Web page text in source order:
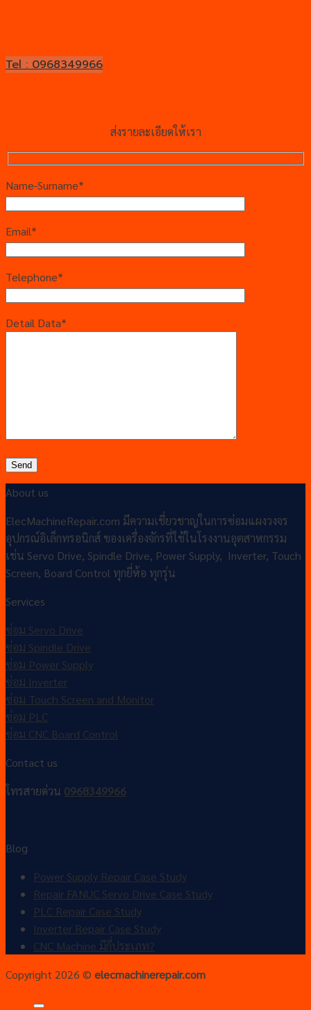
Tel : 0968349966
ส่งรายละเอียดให้เรา
Name-Surname*
Email*
Telephone*
Detail Data*
About us
ElecMachineRepair.com มีความเชี่ยวชาญในการซ่อมแผงวงจร
อุปกรณ์อิเล็กทรอนิกส์ ของเครื่องจักรที่ใช้ในโรงงานอุตสาหกรรม
เช่น Servo Drive, Spindle Drive, Power Supply, Inverter, Touch
Screen, Board Control ทุกยี่ห้อ ทุกรุ่น
Services
ซ่อม Servo Drive
ซ่อม Spindle Drive
ซ่อม Power Supply
ซ่อม Inverter
ซ่อม Touch Screen and Monitor
ซ่อม PLC
ซ่อม CNC Board Control
Contact us
โทรสายด่วน 0968349966
Blog
Power Supply Repair Case Study
Repair FANUC Servo Drive Case Study
PLC Repair Case Study
Inverter Repair Case Study
CNC Machine มีกี่ประเภท?
Copyright 2026 © elecmachinerepair.com